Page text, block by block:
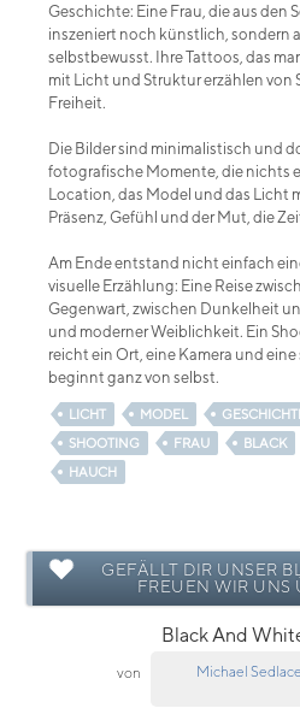
Geschichte: Eine Frau, die aus den
inszeniert noch künstlich, sondern
selbstbewusst. Ihre Tattoos, das
mit Licht und Struktur erzählen von
Freiheit.
Die Bilder sind minimalistisch und
fotografische Momente, die nichts
Location, das Model und das Licht
Präsenz, Gefühl und der Mut, die
Am Ende entstand nicht einfach
visuelle Erzählung: Eine Reise
Gegenwart, zwischen Dunkelheit
und moderner Weiblichkeit. Ein
reicht ein Ort, eine Kamera und
beginnt ganz von selbst.
LICHT MODEL
SHOOTING
FRAU BLACK
HAUCH
GEFÄLLT DIR UNSER
FREUEN WIR UNS
Black And
von Michael